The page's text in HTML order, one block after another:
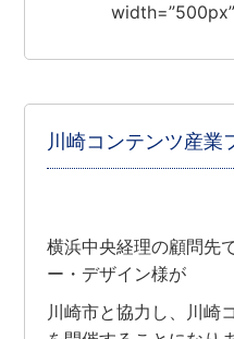
川崎コンテンツ産業
横浜中央経理の顧問先
ー・デザイン様が
川崎市と協力し、川崎